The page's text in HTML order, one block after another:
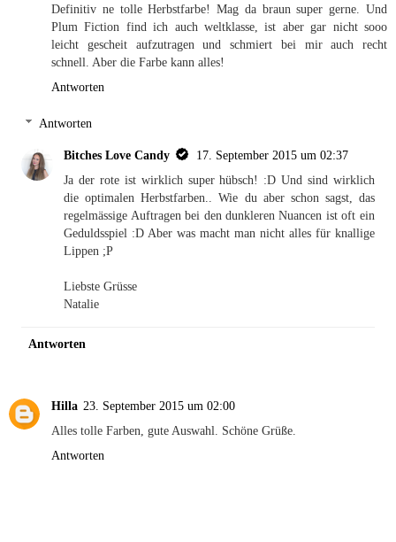
Definitiv ne tolle Herbstfarbe! Mag da braun super gerne. Und
Plum Fiction find ich auch weltklasse, ist aber gar nicht sooo
leicht gescheit aufzutragen und schmiert bei mir auch recht
schnell. Aber die Farbe kann alles!
Antworten
Antworten
Bitches Love Candy
17. September 2015 um 02:37
Ja der rote ist wirklich super hübsch! :D Und sind wirklich
die optimalen Herbstfarben.. Wie du aber schon sagst, das
regelmässige Auftragen bei den dunkleren Nuancen ist oft ein
Geduldsspiel :D Aber was macht man nicht alles für knallige
Lippen ;P
Liebste Grüsse
Natalie
Antworten
Hilla 23. September 2015 um 02:00
Alles tolle Farben, gute Auswahl. Schöne Grüße.
Antworten